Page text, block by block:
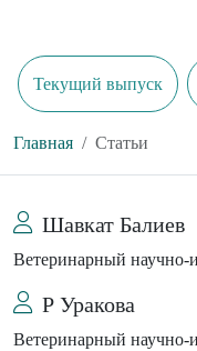
Текущий выпуск
Главная Статьи
Шавкат Балиев
Ветеринарный научно-
Р Уракова
Ветеринарный научно-